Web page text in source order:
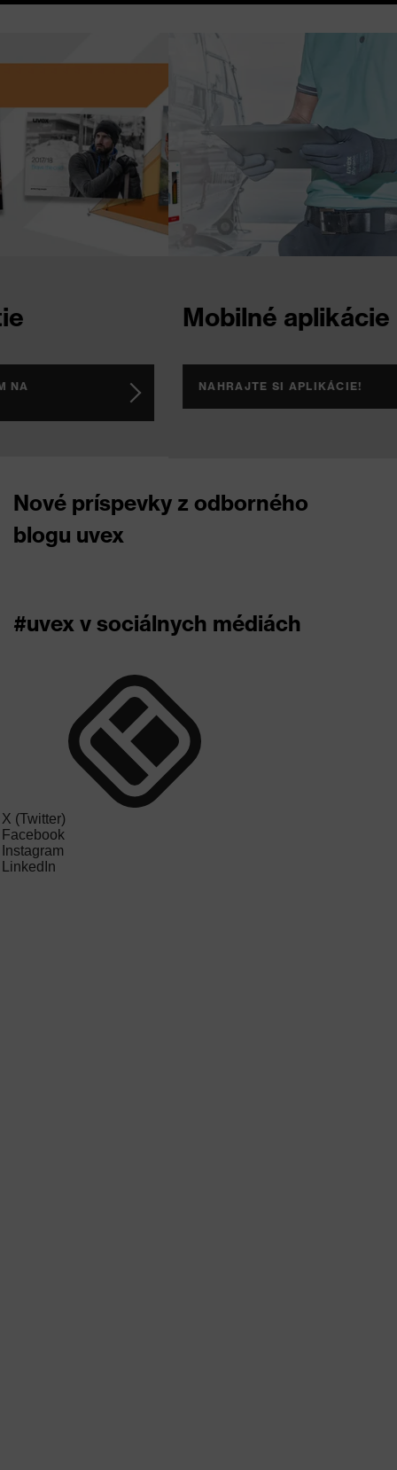
Mobilné aplikácie
NAHRAJTE SI APLIKÁCIE!
Nové príspevky z odborného
blogu uvex
#uvex v sociálnych médiách